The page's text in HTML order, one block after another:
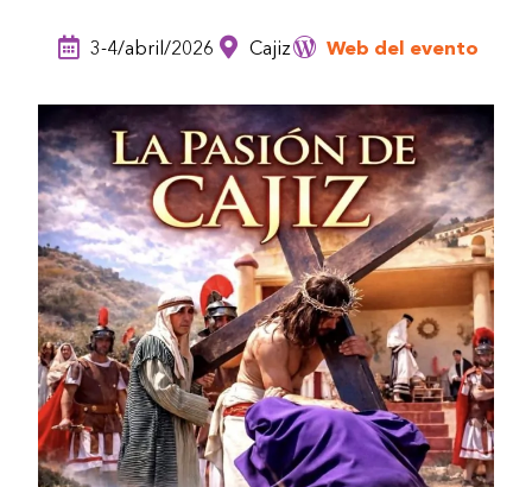
3-4/abril/2026 Cajiz Web del evento